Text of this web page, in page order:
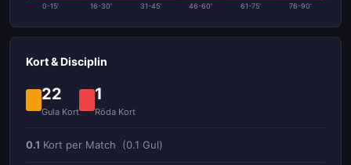
0-15' 16-30' 31-45' 46-60' 61-75' 76-90'
Kort & Disciplin
22
Gula Kort
1
Röda Kort
0.1 Kort per Match (0.1 Gul)